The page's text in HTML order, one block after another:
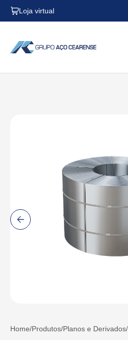
Loja virtual
Home Produtos Planos e Derivados